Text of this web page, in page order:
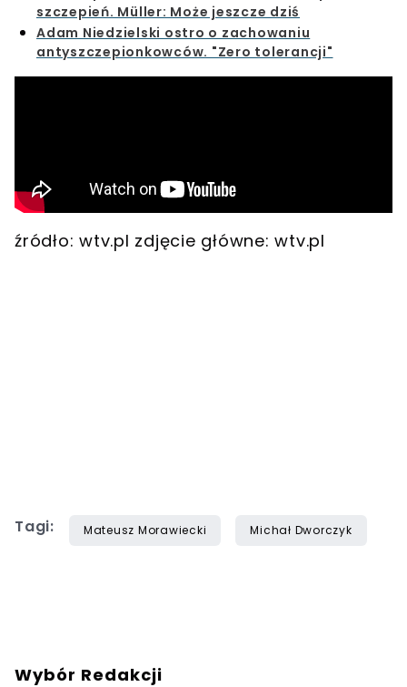
szczepień. Müller: Może jeszcze dziś
Adam Niedzielski ostro o zachowaniu
antyszczepionkowców. "Zero tolerancji"
źródło: wtv.pl zdjęcie główne: wtv.pl
Tagi: Mateusz Morawiecki Michał Dworczyk
Wybór Redakcji